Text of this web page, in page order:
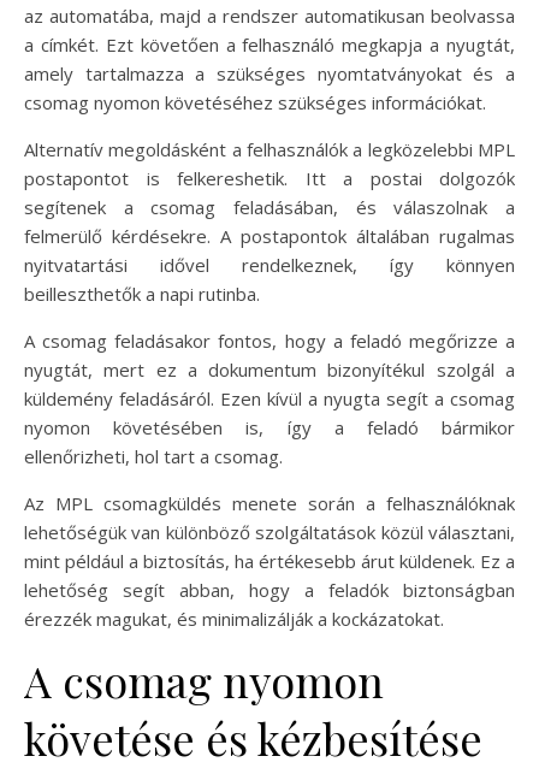
az automatába, majd a rendszer automatikusan beolvassa
a címkét. Ezt követően a felhasználó megkapja a nyugtát,
amely tartalmazza a szükséges nyomtatványokat és a
csomag nyomon követéséhez szükséges információkat.
Alternatív megoldásként a felhasználók a legközelebbi MPL
postapontot is felkereshetik. Itt a postai dolgozók
segítenek a csomag feladásában, és válaszolnak a
felmerülő kérdésekre. A postapontok általában rugalmas
nyitvatartási idővel rendelkeznek, így könnyen
beilleszthetők a napi rutinba.
A csomag feladásakor fontos, hogy a feladó megőrizze a
nyugtát, mert ez a dokumentum bizonyítékul szolgál a
küldemény feladásáról. Ezen kívül a nyugta segít a csomag
nyomon követésében is, így a feladó bármikor
ellenőrizheti, hol tart a csomag.
Az MPL csomagküldés menete során a felhasználóknak
lehetőségük van különböző szolgáltatások közül választani,
mint például a biztosítás, ha értékesebb árut küldenek. Ez a
lehetőség segít abban, hogy a feladók biztonságban
érezzék magukat, és minimalizálják a kockázatokat.
A csomag nyomon
követése és kézbesítése